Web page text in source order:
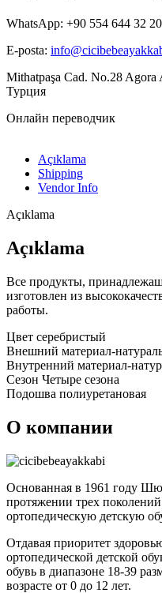
WhatsApp: +90 554 644 32 20
E-posta:
Mithatpaşa Cad. No.28
Турция
Онлайн переводчик
Açıklama
Shipping
Vendor Info
Açıklama
Açıklama
Все продукты,
изготовлен из
работы.
Цвет серебристый
Внешний материал-
Внутренний материал-
Сезон Четыре сезона
Подошва полиуретановая
О компании
Основанная в 1961 году
протяжении трех
ортопедическую детскую
Отдавая приоритет
ортопедической детской
обувь в диапазоне 18-39
возрасте от 0 до 12 лет.